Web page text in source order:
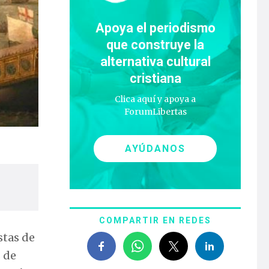
de
de
Apoya el periodismo
que construye la
alternativa cultural
cristiana
Clica aquí y apoya a
ForumLibertas
AYÚDANOS
COMPARTIR EN REDES